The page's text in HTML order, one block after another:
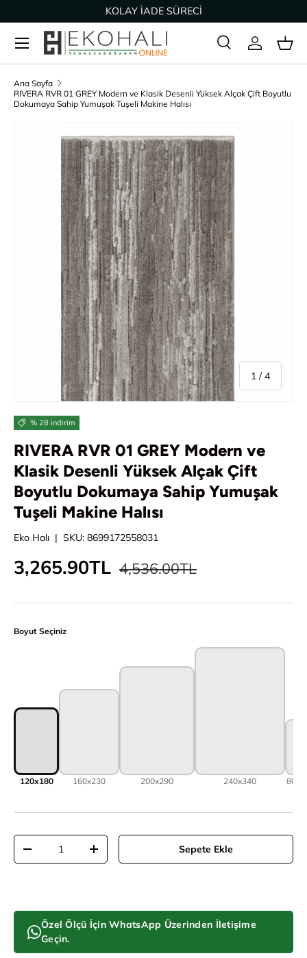
İçeriğe geç
KOLAY İADE SÜRECİ
Arama
Ürün türü
Ara Giriş Yap
Ana Sayfa
RIVERA RVR 01 GREY Modern ve Klasik Desenli Yüksek Alçak Çift Boyutlu
Dokumaya Sahip Yumuşak Tuşeli Makine Halısı
Ürün bilgisine geç
1 //4
% 28 indirim
RIVERA RVR 01 GREY Modern ve
Klasik Desenli Yüksek Alçak Çift
Boyutlu Dokumaya Sahip Yumuşak
Tuşeli Makine Halısı
Eko Halı | SKU: 8699172558031
İndirimli fiyat
3,265.90TL Normal fiyat
4,536.00TL
Boyut Seçiniz
120x180 160x230 200x290 240x340
Adet
Adeti azalt
Adeti artır Sepete Ekle
Özel Ölçü İçin WhatsApp Üzerinden İletişime
Geçin.